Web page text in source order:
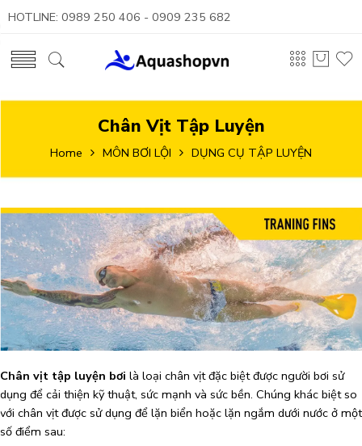
HOTLINE: 0989 250 406 - 0909 235 682
Chân Vịt Tập Luyện
Home MÔN BƠI LỘI DỤNG CỤ TẬP LUYỆN
Chân vịt tập luyện bơi là loại chân vịt đặc biệt được người bơi sử
dụng để cải thiện kỹ thuật, sức mạnh và sức bền. Chúng khác biệt so
với chân vịt được sử dụng để lặn biển hoặc lặn ngắm dưới nước ở một
số điểm sau: